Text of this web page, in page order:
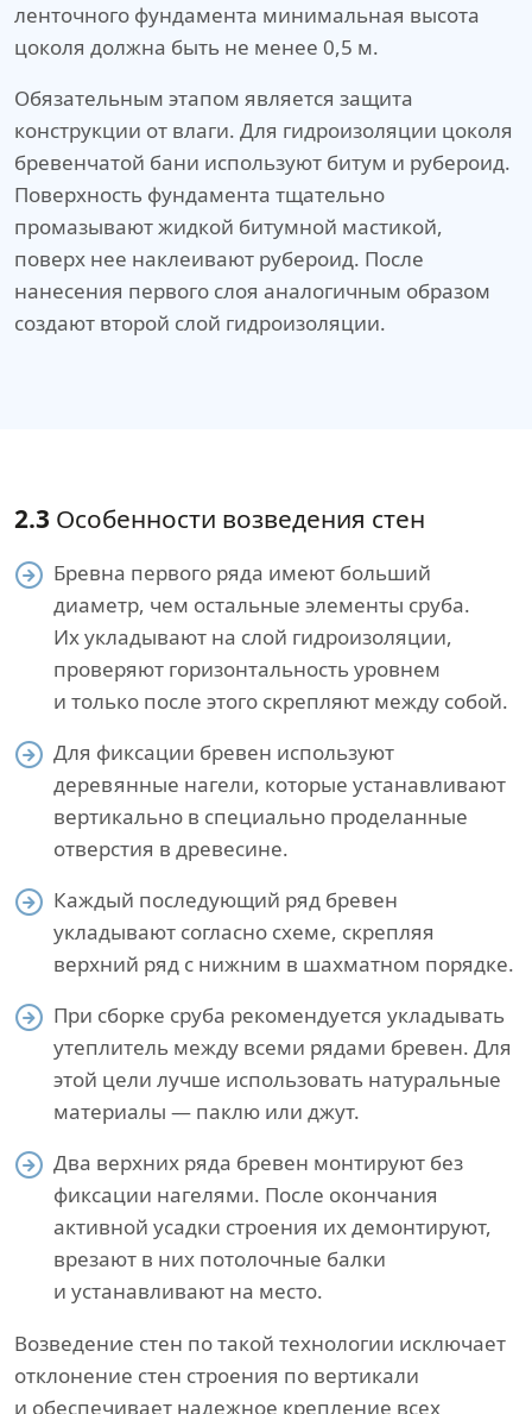
ленточного фундамента минимальная высота
цоколя должна быть не менее 0,5 м.
Обязательным этапом является защита
конструкции от влаги. Для гидроизоляции цоколя
бревенчатой бани используют битум и рубероид.
Поверхность фундамента тщательно
промазывают жидкой битумной мастикой,
поверх нее наклеивают рубероид. После
нанесения первого слоя аналогичным образом
создают второй слой гидроизоляции.
2.3 Особенности возведения стен
Бревна первого ряда имеют больший
диаметр, чем остальные элементы сруба.
Их укладывают на слой гидроизоляции,
проверяют горизонтальность уровнем
и только после этого скрепляют между собой.
Для фиксации бревен используют
деревянные нагели, которые устанавливают
вертикально в специально проделанные
отверстия в древесине.
Каждый последующий ряд бревен
укладывают согласно схеме, скрепляя
верхний ряд с нижним в шахматном порядке.
При сборке сруба рекомендуется укладывать
утеплитель между всеми рядами бревен. Для
этой цели лучше использовать натуральные
материалы — паклю или джут.
Два верхних ряда бревен монтируют без
фиксации нагелями. После окончания
активной усадки строения их демонтируют,
врезают в них потолочные балки
и устанавливают на место.
Возведение стен по такой технологии исключает
отклонение стен строения по вертикали
и обеспечивает надежное крепление всех